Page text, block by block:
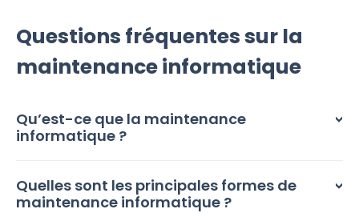
Questions fréquentes sur la
maintenance informatique
Qu’est-ce que la maintenance
informatique ?
Quelles sont les principales formes de
maintenance informatique ?